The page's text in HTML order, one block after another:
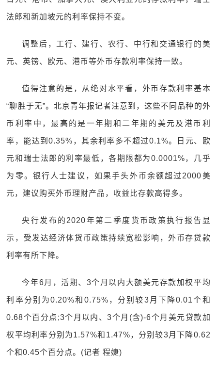
法郎和新加坡元的利率保持不变。
调整后，工行、建行、农行、中行和交通银行的美
元、英镑、欧元、港币等外币存款利率保持一致。
值得注意的是，从绝对水平看，外币存款利率基本
“聊胜于无”。北京青年报记者注意到，这些不同品种的外
币利率中，最高的是一年期和二年期的美元及港币利
率，能达到0.35%，其余利率多不超过0.1%。日元、欧
元和瑞士法郎的利率最低，各期限都为0.0001%，几乎
为零。银行人士建议，如果手头外币余额超过2000美
元，建议购买外币理财产品，收益比存款高得多。
央行发布的2020年第二季度货币政策执行报告显
示，受发达经济体货币政策持续宽松影响，外币存贷款
利率有所下降。
今年6月，活期、3个月以内大额美元存款加权平均
利率分别为0.20%和0.75%，分别较3月下降0.01个和
0.68个百分点;3个月以内、3个月(含)-6个月美元贷款加
权平均利率分别为1.57%和1.47%，分别较3月下降0.62
个和0.45个百分点。(记者 程婕)